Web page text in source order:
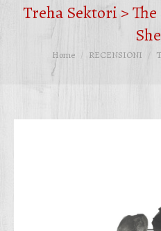
Treha Sektori >
Tu sei qui:
Home RECENSIONI